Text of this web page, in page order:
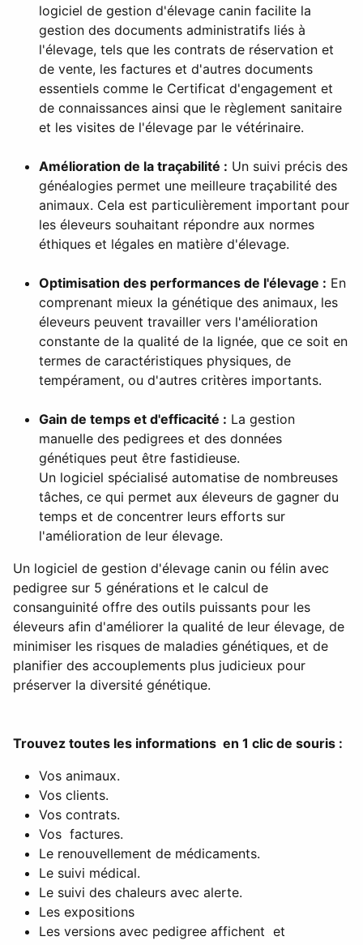
logiciel de gestion d'élevage canin facilite la
gestion des documents administratifs liés à
l'élevage, tels que les contrats de réservation et
de vente, les factures et d'autres documents
essentiels comme le Certificat d'engagement et
de connaissances ainsi que le règlement sanitaire
et les visites de l'élevage par le vétérinaire.
Amélioration de la traçabilité : Un suivi précis des
généalogies permet une meilleure traçabilité des
animaux. Cela est particulièrement important pour
les éleveurs souhaitant répondre aux normes
éthiques et légales en matière d'élevage.
Optimisation des performances de l'élevage : En
comprenant mieux la génétique des animaux, les
éleveurs peuvent travailler vers l'amélioration
constante de la qualité de la lignée, que ce soit en
termes de caractéristiques physiques, de
tempérament, ou d'autres critères importants.
Gain de temps et d'efficacité : La gestion
manuelle des pedigrees et des données
génétiques peut être fastidieuse.
Un logiciel spécialisé automatise de nombreuses
tâches, ce qui permet aux éleveurs de gagner du
temps et de concentrer leurs efforts sur
l'amélioration de leur élevage.
Un logiciel de gestion d'élevage canin ou félin avec
pedigree sur 5 générations et le calcul de
consanguinité offre des outils puissants pour les
éleveurs afin d'améliorer la qualité de leur élevage, de
minimiser les risques de maladies génétiques, et de
planifier des accouplements plus judicieux pour
préserver la diversité génétique.
Trouvez toutes les informations en 1 clic de souris :
Vos animaux.
Vos clients.
Vos contrats.
Vos factures.
Le renouvellement de médicaments.
Le suivi médical.
Le suivi des chaleurs avec alerte.
Les expositions
Les versions avec pedigree affichent et